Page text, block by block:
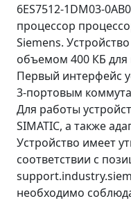
6ES7512-1DM03-
процессор
Siemens.
объемом 400 КБ
Первый интерфейс
3-портовым
Для работы
SIMATIC, а также
Устройство имеет
соответствии с
необходимо